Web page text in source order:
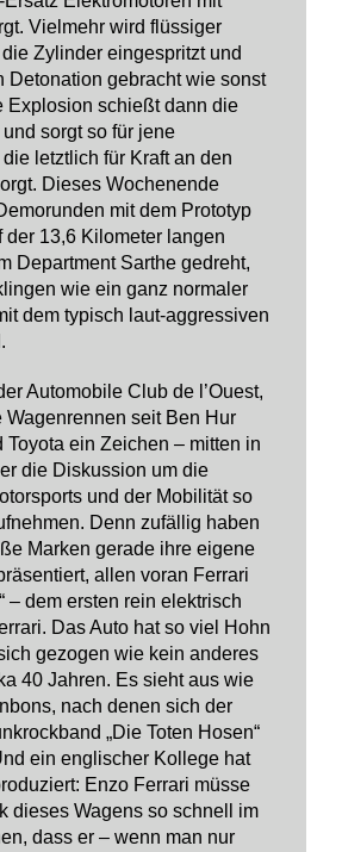
Vielmehr wird flüssiger
Zylinder eingespritzt und
Detonation gebracht wie sonst
Explosion schießt dann die
sorgt so für jene
letztlich für Kraft an den
Dieses Wochenende
mit dem Prototyp
der 13,6 Kilometer langen
Department Sarthe gedreht,
wie ein ganz normaler
dem typisch laut-aggressiven
Automobile Club de l’Ouest,
Wagenrennen seit Ben Hur
Toyota ein Zeichen – mitten in
die Diskussion um die
und der Mobilität so
Denn zufällig haben
Marken gerade ihre eigene
allen voran Ferrari
– dem ersten rein elektrisch
Das Auto hat so viel Hohn
gezogen wie kein anderes
40 Jahren. Es sieht aus wie
nach denen sich der
„Die Toten Hosen“
ein englischer Kollege hat
Enzo Ferrari müsse
dieses Wagens so schnell im
dass er – wenn man nur